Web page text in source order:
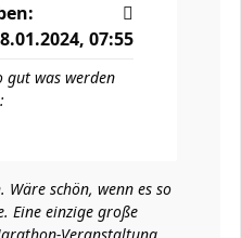
07:55
gut was werden
Wäre schön, wenn es so
Eine einzige große